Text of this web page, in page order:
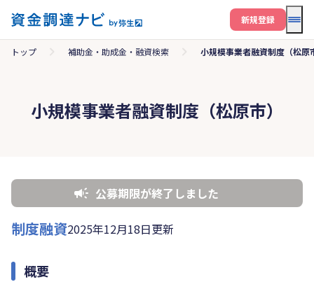
メ
新規登録
トップ 補助金・助成金・融資検索 小規模事業者融資制度（松原
小規模事業者融資制度（松原市）
公募期限が終了しました
制度融資2025年12月18日更新
概要